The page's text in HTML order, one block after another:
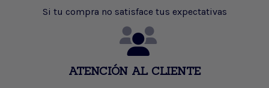
Si tu compra no satisface tus expectativas
ATENCIÓN AL CLIENTE